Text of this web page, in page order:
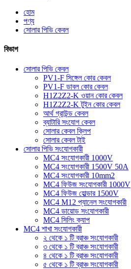
হোম
পণ্য
সোলার পিভি কেবল
বিভাগ
সোলার পিভি কেবল
PV1-F সিঙ্গেল কোর কেবল
PV1-F ডাবল কোর কেবল
H1Z2Z2-K ওয়ান কোর কেবল
H1Z2Z2-K টুইন কোর কেবল
আর্থ গ্রাউন্ড কেবল
ব্যাটারি সংযোগ কেবল
সোলার কেবল ক্লিপ
সোলার কেবল টাই
সোলার পিভি সংযোগকারী
MC4 সংযোগকারী 1000V
MC4 সংযোগকারী 1500V 50A
MC4 সংযোগকারী 10mm2
MC4 ফিউজ সংযোগকারী 1000V
MC4 ফিউজ হোল্ডার 1500V
MC4 M12 প্যানেল সংযোগকারী
MC4 ডায়োড সংযোগকারী
MC4 সিলিং ক্যাপ
MC4 শাখা সংযোগকারী
২ থেকে ১ টি ব্রাঞ্চ সংযোগকারী
৩ থেকে ১ টি ব্রাঞ্চ সংযোগকারী
৪ থেকে ১ টি ব্রাঞ্চ সংযোগকারী
৫ থেকে ১ টি ব্রাঞ্চ সংযোগকারী